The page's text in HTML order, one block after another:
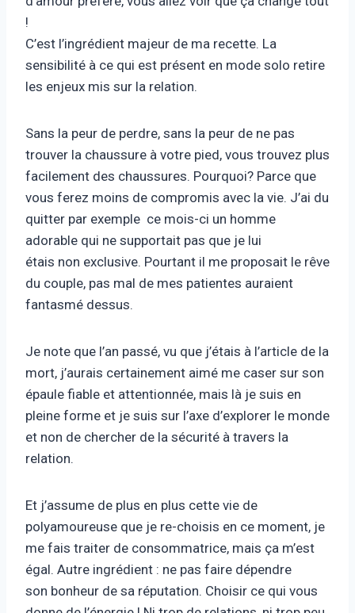
!
C’est l’ingrédient majeur de ma recette. La
sensibilité à ce qui est présent en mode solo retire
les enjeux mis sur la relation.
Sans la peur de perdre, sans la peur de ne pas
trouver la chaussure à votre pied, vous trouvez plus
facilement des chaussures. Pourquoi? Parce que
vous ferez moins de compromis avec la vie. J’ai du
quitter par exemple ce mois-ci un homme
adorable qui ne supportait pas que je lui
étais non exclusive. Pourtant il me proposait le rêve
du couple, pas mal de mes patientes auraient
fantasmé dessus.
Je note que l’an passé, vu que j’étais à l’article de la
mort, j’aurais certainement aimé me caser sur son
épaule fiable et attentionnée, mais là je suis en
pleine forme et je suis sur l’axe d’explorer le monde
et non de chercher de la sécurité à travers la
relation.
Et j’assume de plus en plus cette vie de
polyamoureuse que je re-choisis en ce moment, je
me fais traiter de consommatrice, mais ça m’est
égal. Autre ingrédient : ne pas faire dépendre
son bonheur de sa réputation. Choisir ce qui vous